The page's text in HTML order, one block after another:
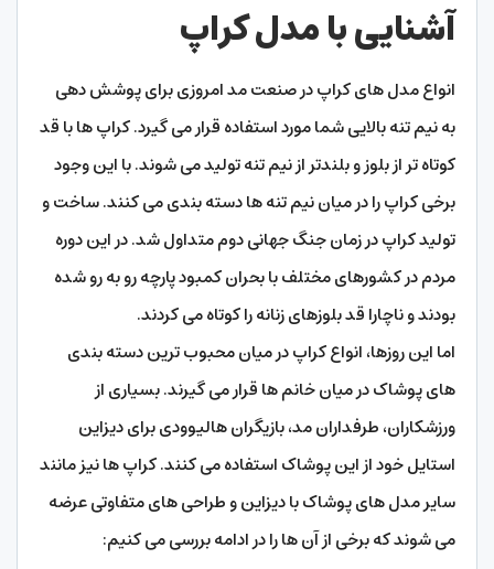
آشنایی با مدل کراپ
انواع مدل های کراپ در صنعت مد امروزی برای پوشش دهی
به نیم تنه بالایی شما مورد استفاده قرار می گیرد. کراپ ها با قد
کوتاه تر از بلوز و بلندتر از نیم تنه تولید می شوند. با این وجود
برخی کراپ را در میان نیم تنه ها دسته بندی می کنند. ساخت و
تولید کراپ در زمان جنگ جهانی دوم متداول شد. در این دوره
مردم در کشورهای مختلف با بحران کمبود پارچه رو به رو شده
بودند و ناچارا قد بلوزهای زنانه را کوتاه می کردند.
اما این روزها، انواع کراپ در میان محبوب ترین دسته بندی
های پوشاک در میان خانم ها قرار می گیرند. بسیاری از
ورزشکاران، طرفداران مد، بازیگران هالیوودی برای دیزاین
استایل خود از این پوشاک استفاده می کنند. کراپ ها نیز مانند
سایر مدل های پوشاک با دیزاین و طراحی های متفاوتی عرضه
می شوند که برخی از آن ها را در ادامه بررسی می کنیم: